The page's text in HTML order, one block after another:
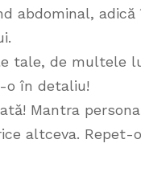
abdominal, adică
tale, de multele
o în detaliu!
Mantra
altceva. Repet-